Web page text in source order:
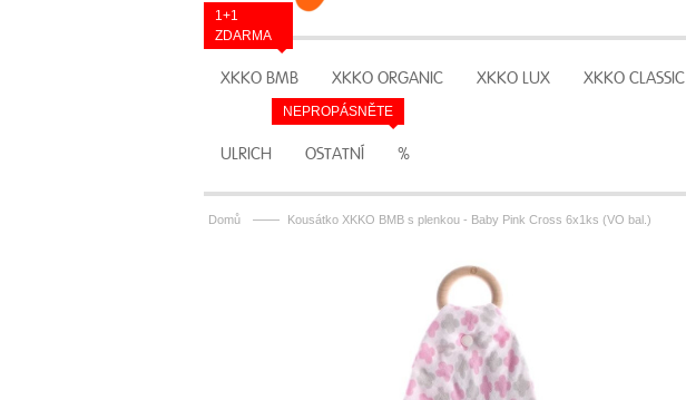
XKKO BMB
1+1
ZDARMA
XKKO ORGANIC XKKO LUX XKKO CLASSIC
ULRICH OSTATNÍ %
NEPROPÁSNĚTE
Domů —— Kousátko XKKO BMB s plenkou - Baby Pink Cross 6x1ks (VO bal.)